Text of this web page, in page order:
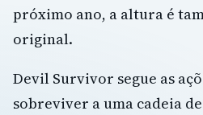
próximo ano, a altura é
original.
Devil Survivor segue as
sobreviver a uma cadeia